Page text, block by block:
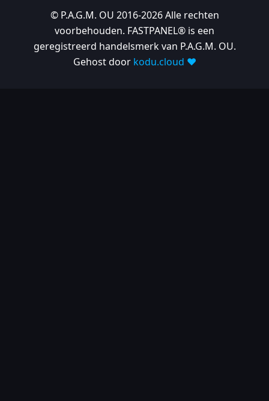
© P.A.G.M. OU 2016-2026 Alle rechten
voorbehouden. FASTPANEL® is een
geregistreerd handelsmerk van P.A.G.M. OU.
Gehost door kodu.cloud ❤️